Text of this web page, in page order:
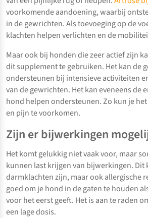
voorkomende aandoening, waarbij
in de gewrichten. Als toevoeging op de
klachten helpen verlichten en de
Maar ook bij honden die zeer actief zijn
dit supplement te gebruiken. Het kan de
ondersteunen bij intensieve activiteiten
van de gewrichten. Het kan eveneens de
hond helpen ondersteunen. Zo kun je
en pijn te voorkomen.
Zijn er bijwerkingen
Het komt gelukkig niet vaak voor, maar
kunnen last krijgen van bijwerkingen. Dit
darmklachten zijn, maar ook allergische
goed om je hond in de gaten te houden
voor het eerst geeft. Het is aan te raden
een lage dosis.